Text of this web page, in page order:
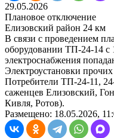
29.05.2026
Плановое отключение
Елизовский район 24 км
В связи с проведением
оборудовании ТП-24-14 с
электроснабжения
Электроустановки
Потребители ТП-24-11,
саженцев Елизовский,
Кивля, Ротов).
Размещено: 18.05.2026,